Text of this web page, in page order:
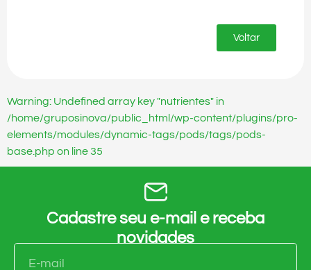
Voltar
Warning: Undefined array key "nutrientes" in
/home/gruposinova/public_html/wp-content/plugins/pro-
elements/modules/dynamic-tags/pods/tags/pods-
base.php on line 35
Cadastre seu e-mail e receba
novidades